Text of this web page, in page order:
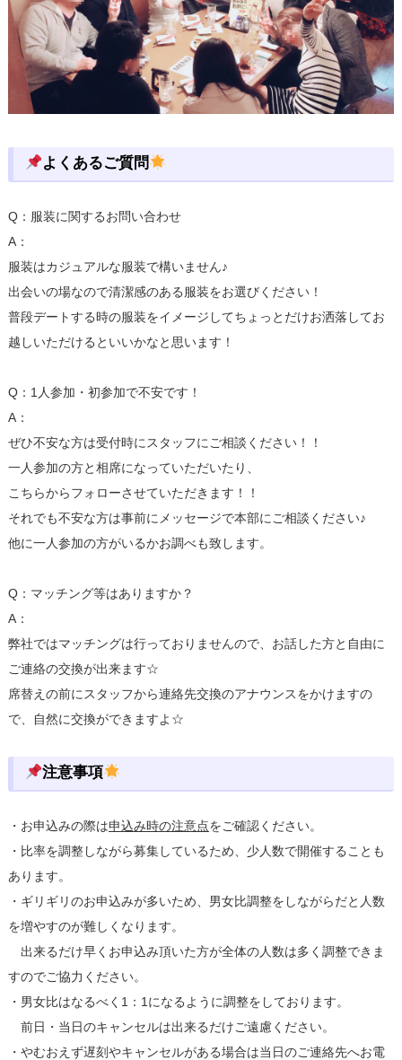
よくあるご質問
Q：服装に関するお問い合わせ
A：
服装はカジュアルな服装で構いません♪
出会いの場なので清潔感のある服装をお選びください！
普段デートする時の服装をイメージしてちょっとだけお洒落してお
越しいただけるといいかなと思います！
Q：1人参加・初参加で不安です！
A：
ぜひ不安な方は受付時にスタッフにご相談ください！！
一人参加の方と相席になっていただいたり、
こちらからフォローさせていただきます！！
それでも不安な方は事前にメッセージで本部にご相談ください♪
他に一人参加の方がいるかお調べも致します。
Q：マッチング等はありますか？
A：
弊社ではマッチングは行っておりませんので、お話した方と自由に
ご連絡の交換が出来ます☆
席替えの前にスタッフから連絡先交換のアナウンスをかけますの
で、自然に交換ができますよ☆
注意事項
・お申込みの際は申込み時の注意点をご確認ください。
・比率を調整しながら募集しているため、少人数で開催することも
あります。
・ギリギリのお申込みが多いため、男女比調整をしながらだと人数
を増やすのが難しくなります。
出来るだけ早くお申込み頂いた方が全体の人数は多く調整できま
すのでご協力ください。
・男女比はなるべく1：1になるように調整をしております。
前日・当日のキャンセルは出来るだけご遠慮ください。
・やむおえず遅刻やキャンセルがある場合は当日のご連絡先へお電